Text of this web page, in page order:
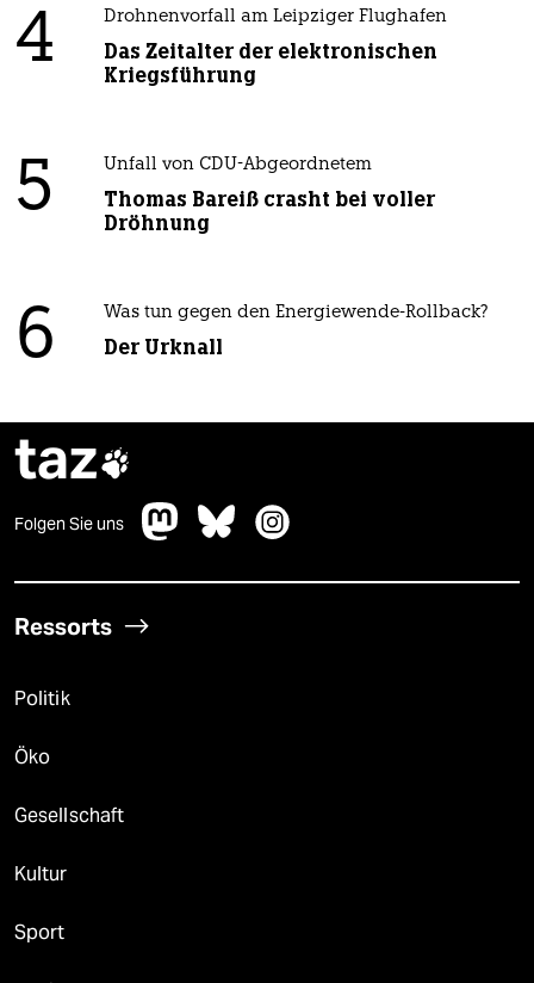
4 Drohnenvorfall am Leipziger Flughafen
Das Zeitalter der elektronischen
Kriegsführung
5 Unfall von CDU-Abgeordnetem
Thomas Bareiß crasht bei voller
Dröhnung
6 Was tun gegen den Energiewende-Rollback?
Der Urknall
taz
Folgen Sie uns
Ressorts
Politik
Öko
Gesellschaft
Kultur
Sport